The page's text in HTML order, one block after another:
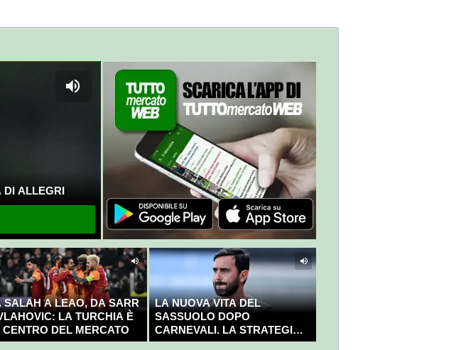
DI ALLEGRI
SALAH A LEAO, DA SARR
LA TURCHIA È
DEL MERCATO
LA NUOVA VITA DEL
SASSUOLO DOPO
CARNEVALI. LA STRATEGIA È
GIÀ CHIARA E DECISA